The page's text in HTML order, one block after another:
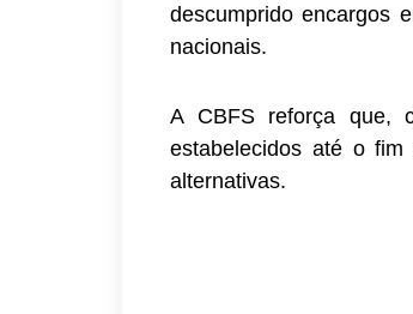
descumprido encargos
nacionais.
A CBFS reforça que,
estabelecidos até o
alternativas.